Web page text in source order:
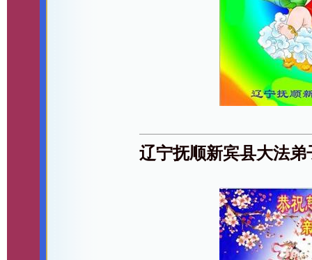
辽宁抚顺新宾县大法